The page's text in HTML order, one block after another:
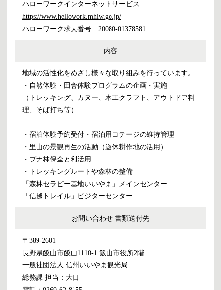
ハローワークインターネットサービス
https://www.hellowork.mhlw.go.jp/
ハローワーク求人番号 20080-01378581
内容
地域の活性化をめざし様々な取り組みを行っています。
・自然体験・田舎体験プログラムの企画・実施
（トレッキング、カヌー、木工クラフト、アウトドア料
理、そば打ち等）
・宿泊体験予約受付・宿泊用コテージの維持管理
・里山の景観再生の活動（遊休耕作地の活用）
・ブナ林保全と利活用
・トレッキングルートや森林の整備
「森林セラピー基地いいやま」メインセンター
「信越トレイル」ビジターセンター
お問い合わせ 書類送付先
〒389-2601
長野県飯山市飯山1110-1 飯山市役所2階
一般社団法人 信州いいやま観光局
総務課 担当：大口